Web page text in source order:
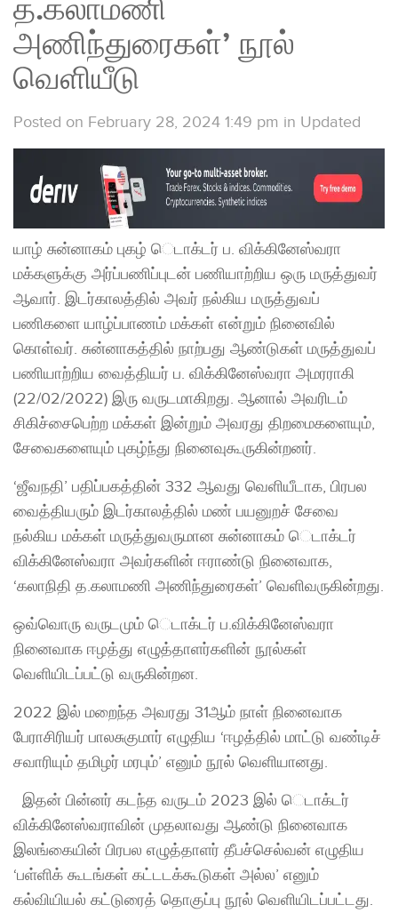
த.கலாமணி
அணிந்துரைகள்’ நூல்
வெளியீடு
Posted on February 28, 2024 1:49 pm in Updated
யாழ் சுன்னாகம் புகழ் ​ெடாக்டர் ப. விக்கினேஸ்வரா
மக்களுக்கு அர்ப்பணிப்புடன் பணியாற்றிய ஒரு மருத்துவர்
ஆவார். இடர்காலத்தில் அவர் நல்கிய மருத்துவப்
பணிகளை யாழ்ப்பாணம் மக்கள் என்றும் நினைவில்
கொள்வர். சுன்னாகத்தில் நாற்பது ஆண்டுகள் மருத்துவப்
பணியாற்றிய வைத்தியர் ப. விக்கினேஸ்வரா அமரராகி
(22/02/2022) இரு வருடமாகிறது. ஆனால் அவரிடம்
சிகிச்சைபெற்ற மக்கள் இன்றும் அவரது திறமைகளையும்,
சேவைகளையும் புகழ்ந்து நினைவுகூருகின்றனர்.
‘ஜீவநதி’ பதிப்பகத்தின் 332 ஆவது வெளியீடாக, பிரபல
வைத்தியரும் இடர்காலத்தில் மண் பயனுறச் சேவை
நல்கிய மக்கள் மருத்துவருமான சுன்னாகம் ​ெடாக்டர்
விக்கினேஸ்வரா அவர்களின் ஈராண்டு நினைவாக,
‘கலாநிதி த.கலாமணி அணிந்துரைகள்’ வெளிவருகின்றது.
ஒவ்வொரு வருடமும் ​ெடாக்டர் ப.விக்கினேஸ்வரா
நினைவாக ஈழத்து எழுத்தாளர்களின் நூல்கள்
வெளியிடப்பட்டு வருகின்றன.
2022 இல் மறைந்த அவரது 31ஆம் நாள் நினைவாக
பேராசிரியர் பாலசுகுமார் எழுதிய ‘ஈழத்தில் மாட்டு வண்டிச்
சவாரியும் தமிழர் மரபும்’ எனும் நூல் வெளியானது.
இதன் பின்னர் கடந்த வருடம் 2023 இல் ​ெடாக்டர்
விக்கினேஸ்வராவின் முதலாவது ஆண்டு நினைவாக
இலங்கையின் பிரபல எழுத்தாளர் தீபச்செல்வன் எழுதிய
‘பள்ளிக் கூடங்கள் கட்டடக்கூடுகள் அல்ல’ எனும்
கல்வியியல் கட்டுரைத் தொகுப்பு நூல் வெளியிடப்பட்டது.